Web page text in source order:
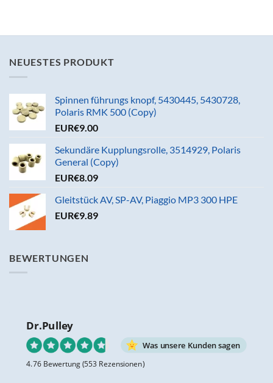
NEUESTES PRODUKT
Spinnen führungs knopf, 5430445, 5430728,
Polaris RMK 500 (Copy)
EUR€9.00
Sekundäre Kupplungsrolle, 3514929, Polaris
General (Copy)
EUR€8.09
Gleitstück AV, SP-AV, Piaggio MP3 300 HPE
EUR€9.89
BEWERTUNGEN
Dr.Pulley
Was unsere Kunden sagen
4.76 Bewertung (553 Rezensionen)